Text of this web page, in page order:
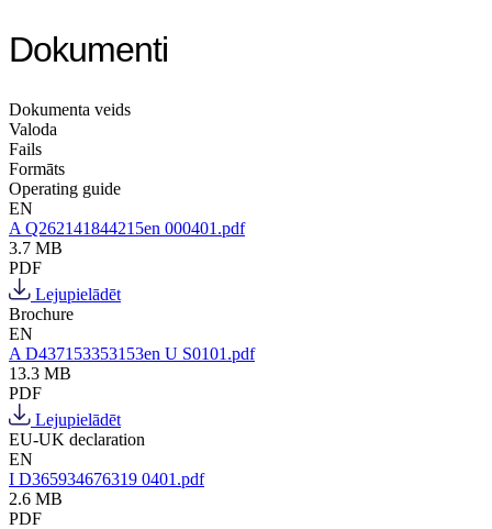
Dokumenti
Dokumenta veids
Valoda
Fails
Formāts
Operating guide
EN
A Q262141844215en 000401.pdf
3.7 MB
PDF
Lejupielādēt
Brochure
EN
A D437153353153en U S0101.pdf
13.3 MB
PDF
Lejupielādēt
EU-UK declaration
EN
I D365934676319 0401.pdf
2.6 MB
PDF